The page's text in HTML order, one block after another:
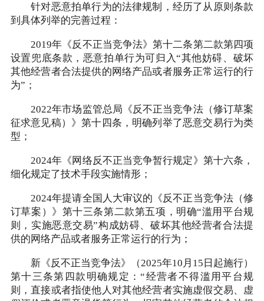
针对恶意拍单行为的法律规制，经历了从原则条款
到具体列举的完善过程：
2019年《反不正当竞争法》第十二条第二款第四项
设置兜底条款，恶意拍单行为可归入“其他妨碍、破坏
其他经营者合法提供的网络产品或者服务正常运行的行
为”；
2022年市场监管总局《反不正当竞争法（修订草案
征求意见稿）》第十四条，明确列举了恶意交易行为类
型；
2024年《网络反不正当竞争暂行规定》第十六条，
细化规定了技术手段实施情形；
2024年提请全国人大审议的《反不正当竞争法（修
订草案）》第十三条第二款第五项，明确“滥用平台规
则，实施恶意交易”构成妨碍、破坏其他经营者合法提
供的网络产品或者服务正常运行的行为；
新《反不正当竞争法》（2025年10月15日起施行）
第十三条第四款明确规定：“经营者不得滥用平台规
则，直接或者指使他人对其他经营者实施虚假交易、虚